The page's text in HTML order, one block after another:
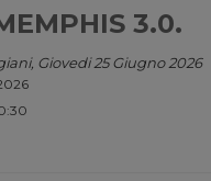
3.0.
Giovedi 25 Giugno 2026